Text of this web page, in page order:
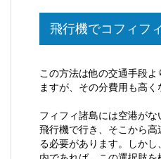
飛行機でコフィフ
この方法は他の交通手段
ますが、その分費用も高く
フィフィ諸島には空港が
飛行機で行き、そこから
る必要があります。しか